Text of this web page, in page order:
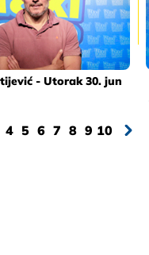
- Utorak 30. jun
4 5 6 7 8 9 10